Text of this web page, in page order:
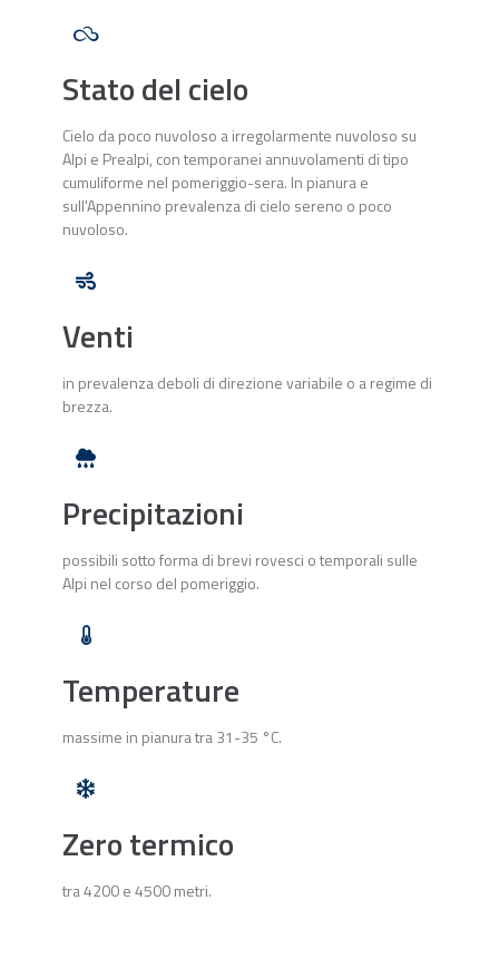
Stato del cielo
Cielo da poco nuvoloso a irregolarmente nuvoloso su
Alpi e Prealpi, con temporanei annuvolamenti di tipo
cumuliforme nel pomeriggio-sera. In pianura e
sull'Appennino prevalenza di cielo sereno o poco
nuvoloso.
Venti
in prevalenza deboli di direzione variabile o a regime di
brezza.
Precipitazioni
possibili sotto forma di brevi rovesci o temporali sulle
Alpi nel corso del pomeriggio.
Temperature
massime in pianura tra 31-35 °C.
Zero termico
tra 4200 e 4500 metri.